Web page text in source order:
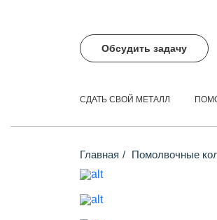
Обсудить задачу
СДАТЬ СВОЙ МЕТАЛЛ
Главная Помолвочные